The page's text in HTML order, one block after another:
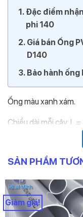
Đặc điểm
phi 140
Giá bán Ống
D140
Bảo hành ống
Ống màu xanh xám.
Chiều dài mỗi cây: L
Đường kính ngoài:
Chiều dày: E = 5.4mm
Áp suất: PN = 10
Trên thân ống in các
SẢN PHẨM
Giảm giá!